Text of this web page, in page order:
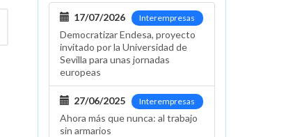
Interempresas
17/07/2026
Democratizar Endesa, proyecto
invitado por la Universidad de
Sevilla para unas jornadas
europeas
Interempresas
27/06/2025
Ahora más que nunca: al trabajo
sin armarios